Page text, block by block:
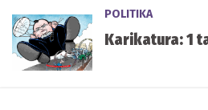
POLITIKA
Karikatura: 1